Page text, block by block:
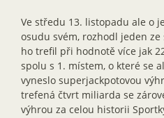
Ve středu 13. listopadu ale o
osudu svém, rozhodl jeden
ho trefil při hodnotě více jak
spolu s 1. místem, o které se
vyneslo superjackpotovou
trefená čtvrt miliarda se
výhrou za celou historii